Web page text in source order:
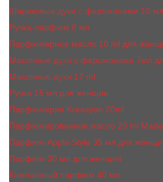
Шариковые духи с феромонами 10
Ручка-парфюм 8 мл
Парфюмерное масло 10 ml для
Масляные духи c феромонами 7мл
Масляные духи 17 ml
Ручка 15 мл для женщин
Парфюмерия Kreasyon 20ml
Парфюмированное масло 20 ml
Парфюм Apple Style 35 мл для
Парфюм 30 мл для женщин
Компактный парфюм 40 мл